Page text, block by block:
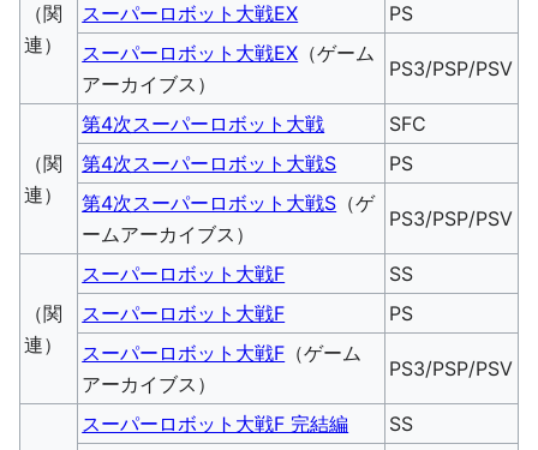
（関
連）
スーパーロボット大戦EX
PS
スーパーロボット大戦EX （ゲーム
アーカイブス）
PS3/PSP/PSV
（関
連）
第4次スーパーロボット大戦
SFC
第4次スーパーロボット大戦S
PS
第4次スーパーロボット大戦S （ゲ
ームアーカイブス）
PS3/PSP/PSV
（関
連）
スーパーロボット大戦F
SS
スーパーロボット大戦F
PS
スーパーロボット大戦F （ゲーム
アーカイブス）
PS3/PSP/PSV
スーパーロボット大戦F 完結編
SS